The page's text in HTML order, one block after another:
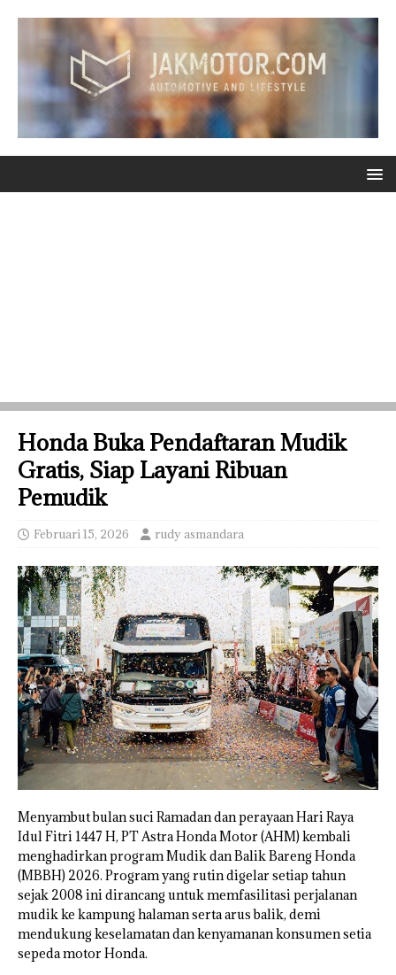
Honda Buka Pendaftaran Mudik
Gratis, Siap Layani Ribuan
Pemudik
Februari 15, 2026 rudy asmandara
Menyambut bulan suci Ramadan dan perayaan Hari Raya
Idul Fitri 1447 H, PT Astra Honda Motor (AHM) kembali
menghadirkan program Mudik dan Balik Bareng Honda
(MBBH) 2026. Program yang rutin digelar setiap tahun
sejak 2008 ini dirancang untuk memfasilitasi perjalanan
mudik ke kampung halaman serta arus balik, demi
mendukung keselamatan dan kenyamanan konsumen setia
sepeda motor Honda.